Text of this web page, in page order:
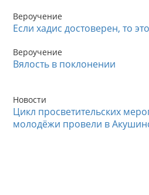
Вероучение
Если хадис достоверен, то
Вероучение
Вялость в поклонении
Новости
Цикл просветительских
молодёжи провели в